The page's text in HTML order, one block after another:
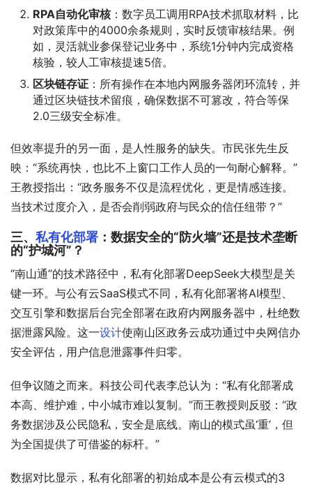
RPA自动化审核：数字员工调用RPA技术抓取材料，比
对政策库中的4000余条规则，实时反馈审核结果。例
如，灵活就业参保登记业务中，系统1分钟内完成资格
核验，较人工审核提速5倍。
区块链存证 ：所有操作在本地内网服务器闭环流转，并
通过区块链技术留痕，确保数据不可篡改，符合等保
2.0三级安全标准。
但效率提升的另一面，是人性服务的缺失。市民张先生反
映：“系统再快，也比不上窗口工作人员的一句耐心解释。”
王教授指出：“政务服务不仅是流程优化，更是情感连接。
当技术过度介入，是否会削弱政府与民众的信任纽带？”
三、 私有化部署 ：数据安全的“防火墙”还是技术垄断
的“护城河”？
“南山通”的技术路径中，私有化部署DeepSeek大模型是关
键一环。与公有云SaaS模式不同，私有化部署将AI模型、
交互引擎和数据后台完全部署在政府内网服务器中，杜绝数
据泄露风险。这一设计使南山区政务云成功通过中央网信办
安全评估，用户信息泄露事件归零。
但争议随之而来。科技公司代表李总认为：“私有化部署成
本高、维护难，中小城市难以复制。”而王教授则反驳：“政
务数据涉及公民隐私，安全是底线。南山的模式虽‘重’，但
为全国提供了可借鉴的标杆。”
数据对比显示，私有化部署的初始成本是公有云模式的3